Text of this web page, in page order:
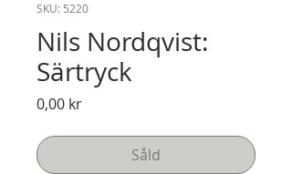
SKU: 5220
Nils Nordqvist:
Särtryck
0,00 krPris
Såld